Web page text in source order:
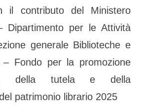
il contributo del Ministero
Dipartimento per le Attività
generale Biblioteche e
– Fondo per la promozione
della tutela e della
patrimonio librario 2025